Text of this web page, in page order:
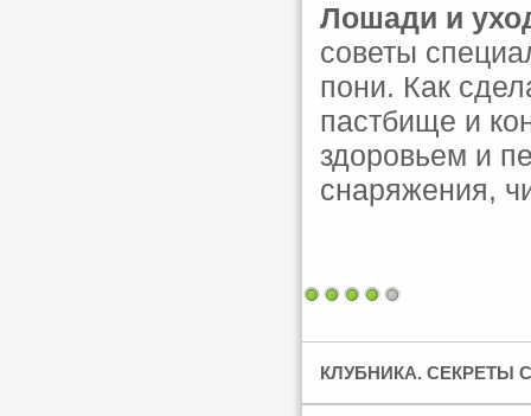
Лошади и
советы
пони. Как
пастбище и
здоровьем и
снаряжения,
КЛУБНИКА. СЕКРЕТЫ